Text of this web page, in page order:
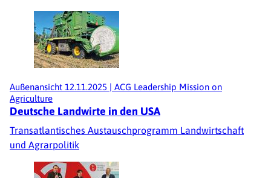
Außenansicht 12.11.2025 | ACG Leadership Mission on
Agriculture
Deutsche Landwirte in den USA
Transatlantisches Austauschprogramm Landwirtschaft
und Agrarpolitik